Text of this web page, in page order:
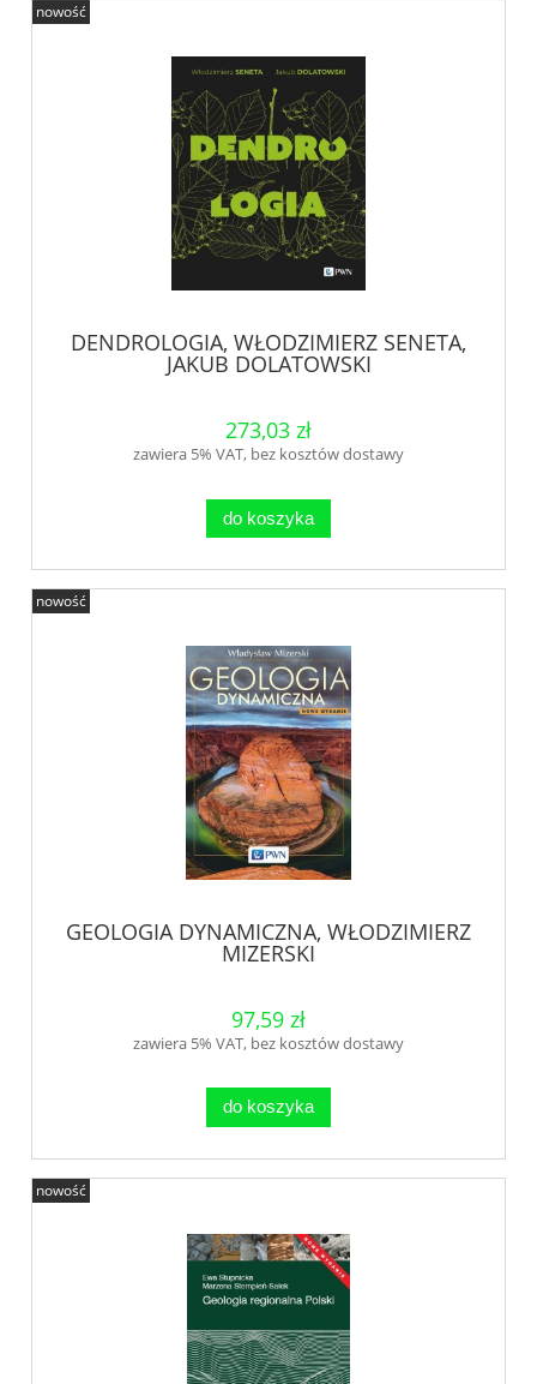
DENDROLOGIA, WŁODZIMIERZ SENETA,
JAKUB DOLATOWSKI
273,03 zł
zawiera 5% VAT, bez kosztów dostawy
do koszyka
nowość
GEOLOGIA DYNAMICZNA, WŁODZIMIERZ
MIZERSKI
97,59 zł
zawiera 5% VAT, bez kosztów dostawy
do koszyka
nowość
nowość